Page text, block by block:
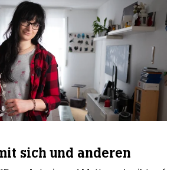
sich und anderen